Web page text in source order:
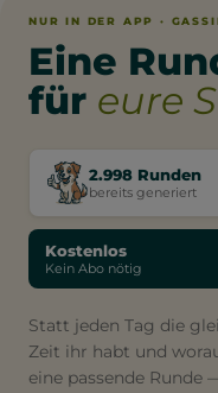
NUR IN DER APP ·
Eine
für eure
2.998 Runden
bereits generiert
Kostenlos
Kein Abo nötig
Statt jeden Tag die
Zeit ihr habt und
eine passende